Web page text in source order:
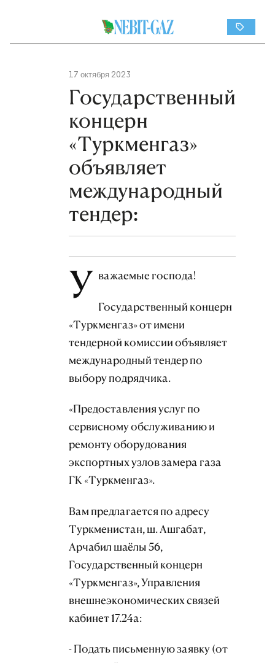
17 октября 2023
Государственный
концерн
«Туркменгаз»
объявляет
международный
тендер:
У важаемые господа!
Государственный концерн
«Туркменгаз» от имени
тендерной комиссии объявляет
международный тендер по
выбору подрядчика.
«Предоставления услуг по
сервисному обслуживанию и
ремонту оборудования
экспортных узлов замера газа
ГК «Туркменгаз».
Вам предлагается по адресу
Туркменистан, ш. Ашгабат,
Арчабил шаёлы 56,
Государственный концерн
«Туркменгаз», Управления
внешнеэкономических связей
кабинет 17.24а:
- Подать письменную заявку (от